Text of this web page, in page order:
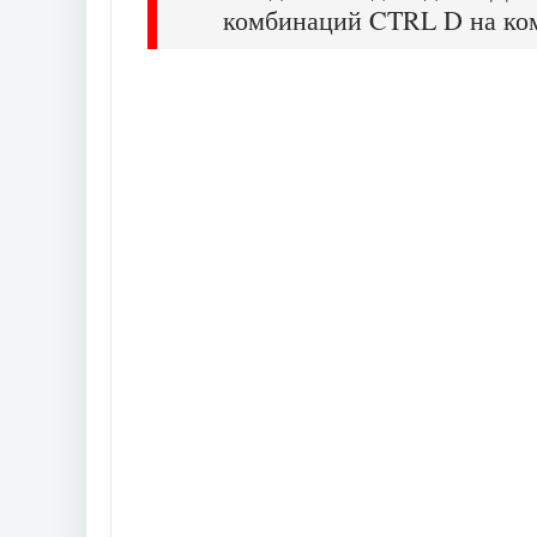
комбинаций CTRL D на